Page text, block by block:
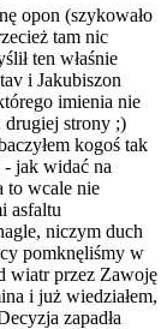
opon (szykowało
tam nic
ten właśnie
i Jakubiszon
imienia nie
drugiej strony ;)
kogoś tak
- jak widać na
to wcale nie
asfaltu
niczym duch
pomknęliśmy w
wiatr przez Zawoję
i już wiedziałem,
zapadła